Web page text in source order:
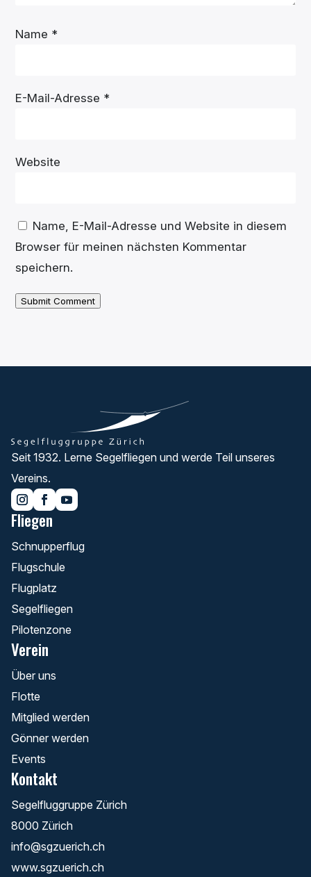
Name *
E-Mail-Adresse *
Website
Name, E-Mail-Adresse und Website in diesem
Browser für meinen nächsten Kommentar
speichern.
Submit Comment
Seit 1932. Lerne Segelfliegen und werde Teil unseres
Vereins.
Fliegen
Schnupperflug
Flugschule
Flugplatz
Segelfliegen
Pilotenzone
Verein
Über uns
Flotte
Mitglied werden
Gönner werden
Events
Kontakt
Segelfluggruppe Zürich
8000 Zürich
info@sgzuerich.ch
www.sgzuerich.ch